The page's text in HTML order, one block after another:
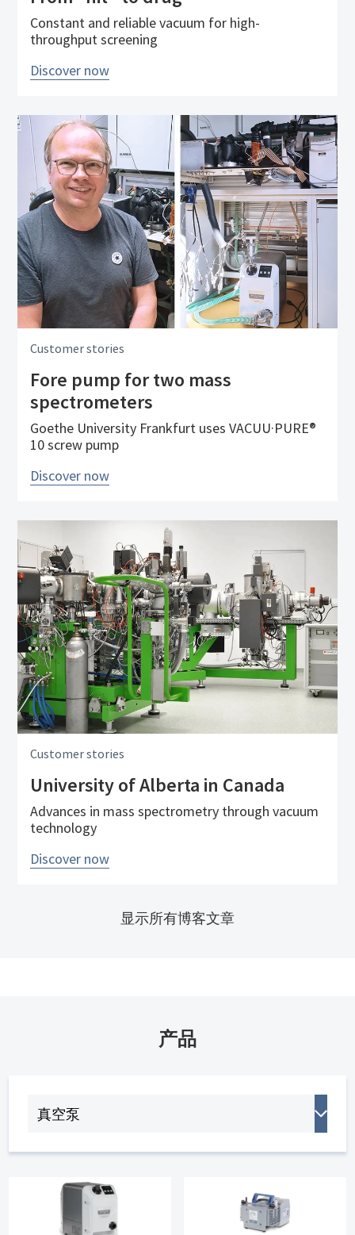
Constant and reliable vacuum for high-
throughput screening
Discover now
Customer stories
Fore pump for two mass
spectrometers
Goethe University Frankfurt uses VACUU·PURE®
10 screw pump
Discover now
Customer stories
University of Alberta in Canada
Advances in mass spectrometry through vacuum
technology
Discover now
显示所有博客文章
产品